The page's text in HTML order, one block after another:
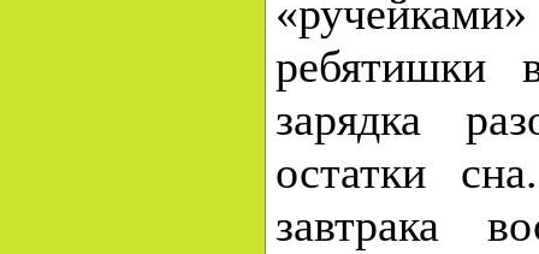
ребятишки
зарядка
остатки
завтрака